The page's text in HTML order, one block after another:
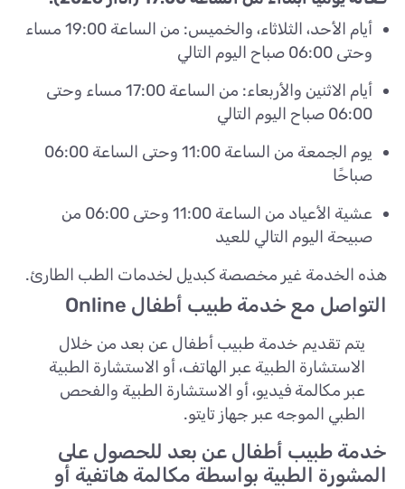
أيام الأحد، الثلاثاء، والخميس: من الساعة 19:00 مساء
وحتى 06:00 صباح اليوم التالي
أيام الاثنين والأربعاء: من الساعة 17:00 مساء وحتى
06:00 صباح اليوم التالي
يوم الجمعة من الساعة 11:00 وحتى الساعة 06:00
صباحًا
عشية الأعياد من الساعة 11:00 وحتى 06:00 من
صبيحة اليوم التالي للعيد
هذه الخدمة غير مخصصة كبديل لخدمات الطب الطارئ.
التواصل مع خدمة طبيب أطفال Online
يتم تقديم خدمة طبيب أطفال عن بعد من خلال
الاستشارة الطبية عبر الهاتف، أو الاستشارة الطبية
عبر مكالمة فيديو، أو الاستشارة الطبية والفحص
الطبي الموجه عبر جهاز تايتو.
خدمة طبيب أطفال عن بعد للحصول على
المشورة الطبية بواسطة مكالمة هاتفية أو